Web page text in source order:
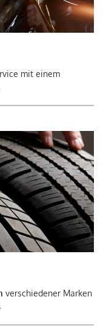
mit einem
verschiedener Marken